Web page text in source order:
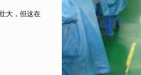
大，但这在